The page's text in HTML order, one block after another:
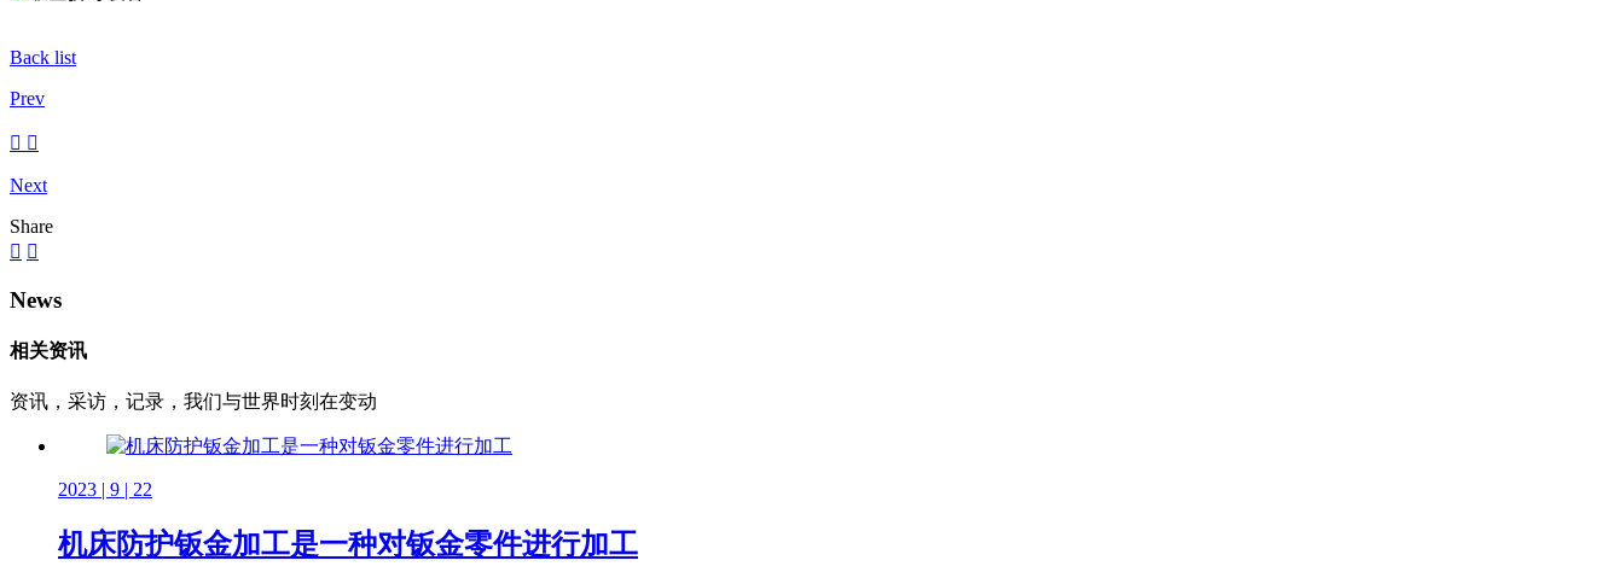
Back list
Prev
Next
Share
News
相关资讯
资讯，采访，记录，我们与世界时刻在变动
2023 | 9 | 22
机床防护钣金加工是一种对钣金零件进行加工